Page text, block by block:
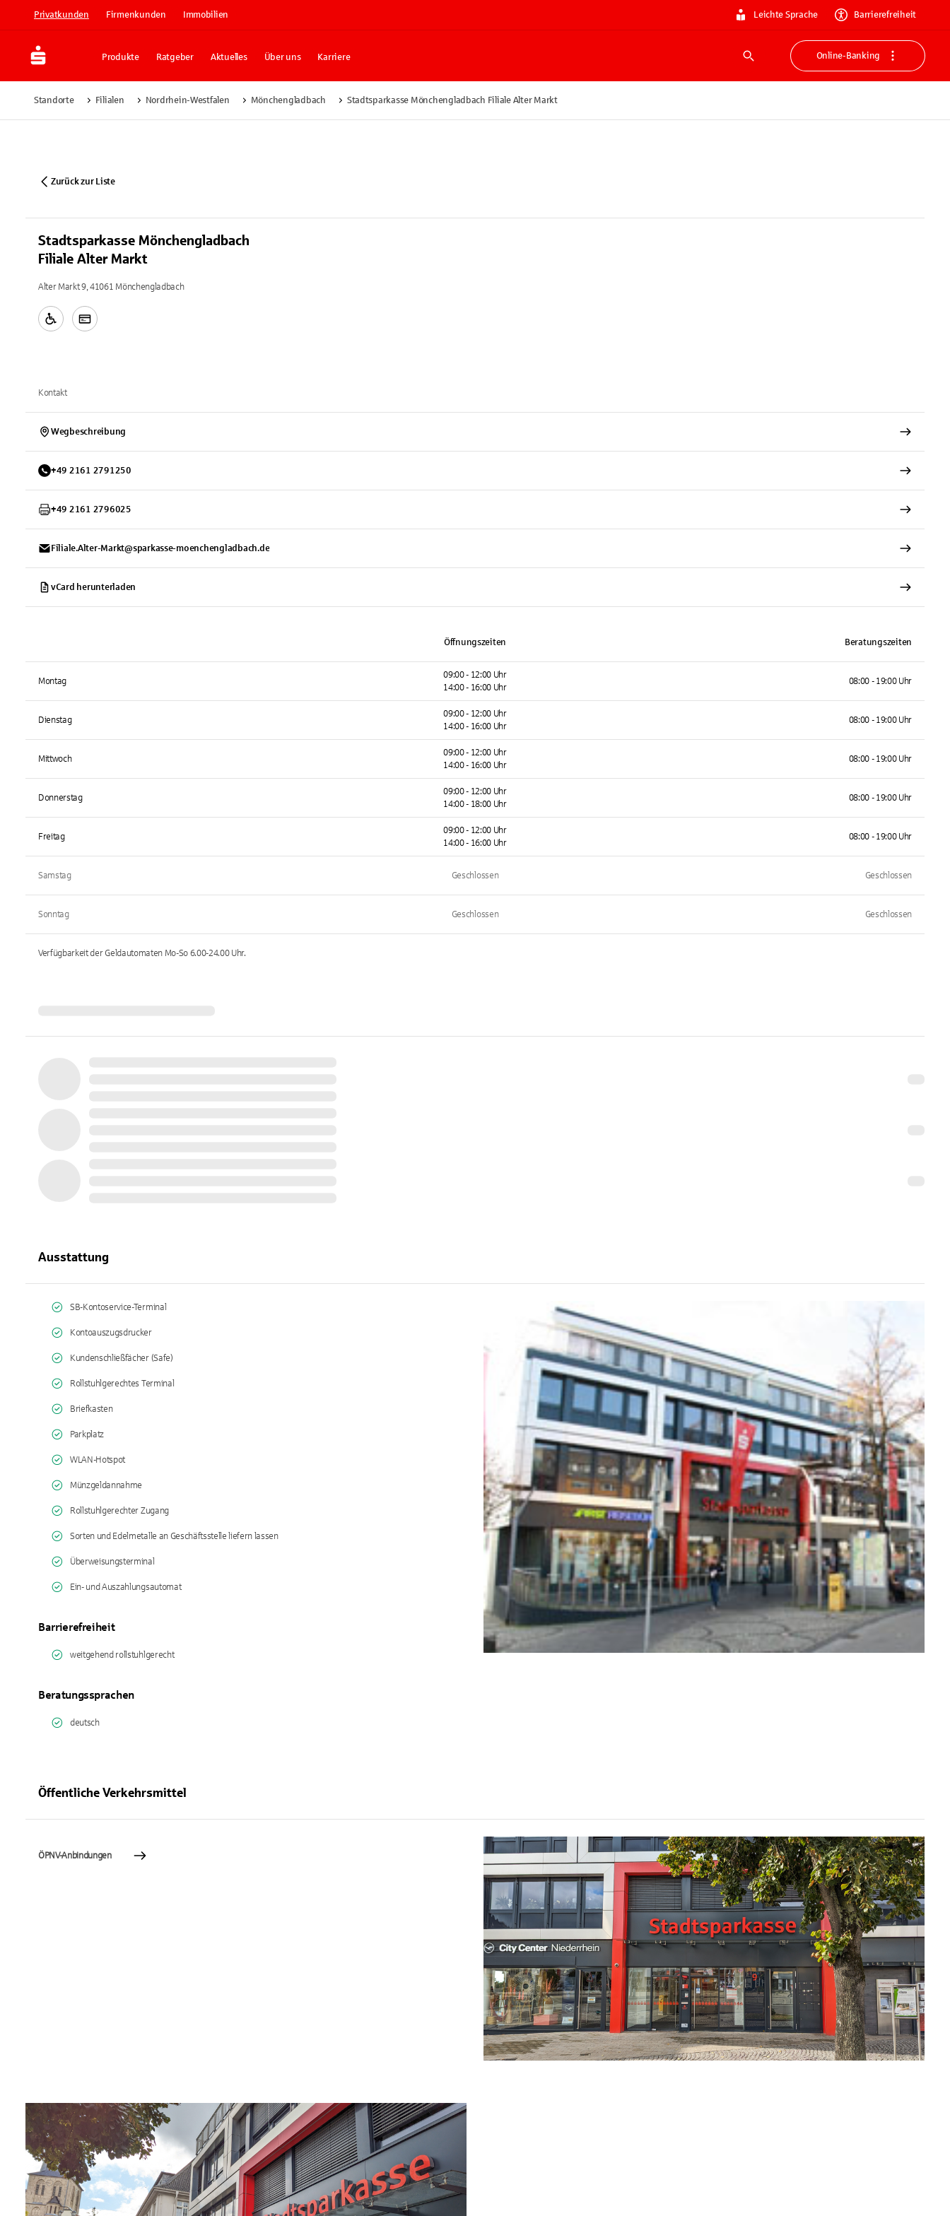
Privatkunden Firmenkunden Immobilien Leichte Sprache Barrierefreiheit
Produkte Ratgeber Aktuelles Über uns Karriere
Suche
Online-Banking
Standorte Filialen Nordrhein-Westfalen Mönchengladbach Stadtsparkasse Mönchengladbach Filiale Alter Markt
Zurück zur Liste
Stadtsparkasse Mönchengladbach
Filiale Alter Markt
Alter Markt 9, 41061 Mönchengladbach
Kontakt
Wegbeschreibung
+49 2161 2791250
+49 2161 2796025
Filiale.Alter-Markt@sparkasse-moenchengladbach.de
vCard herunterladen
Öffnungszeiten Beratungszeiten
Montag
09:00 - 12:00 Uhr
14:00 - 16:00 Uhr
08:00 - 19:00 Uhr
Dienstag
09:00 - 12:00 Uhr
14:00 - 16:00 Uhr
08:00 - 19:00 Uhr
Mittwoch
09:00 - 12:00 Uhr
14:00 - 16:00 Uhr
08:00 - 19:00 Uhr
Donnerstag
09:00 - 12:00 Uhr
14:00 - 18:00 Uhr
08:00 - 19:00 Uhr
Freitag
09:00 - 12:00 Uhr
14:00 - 16:00 Uhr
08:00 - 19:00 Uhr
Samstag Geschlossen Geschlossen
Sonntag Geschlossen Geschlossen
Verfügbarkeit der Geldautomaten Mo-So 6.00-24.00Uhr.
Ausstattung
SB-Kontoservice-Terminal
Kontoauszugsdrucker
Kundenschließfächer (Safe)
Rollstuhlgerechtes Terminal
Briefkasten
Parkplatz
WLAN-Hotspot
Münzgeldannahme
Rollstuhlgerechter Zugang
Sorten und Edelmetalle an Geschäftsstelle liefern lassen
Überweisungsterminal
Ein- und Auszahlungsautomat
Barrierefreiheit
weitgehend rollstuhlgerecht
Beratungssprachen
deutsch
Öffentliche Verkehrsmittel
ÖPNV-Anbindungen